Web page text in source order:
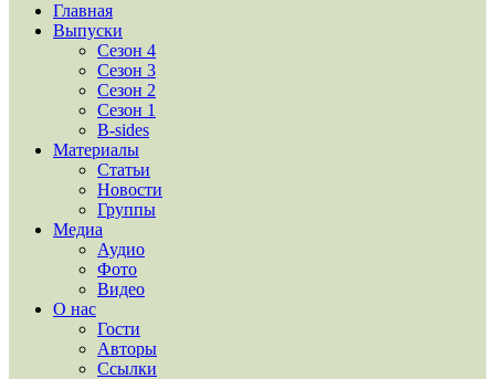
Главная
Выпуски
Сезон 4
Сезон 3
Сезон 2
Сезон 1
B-sides
Материалы
Статьи
Новости
Группы
Медиа
Аудио
Фото
Видео
О нас
Гости
Авторы
Ссылки